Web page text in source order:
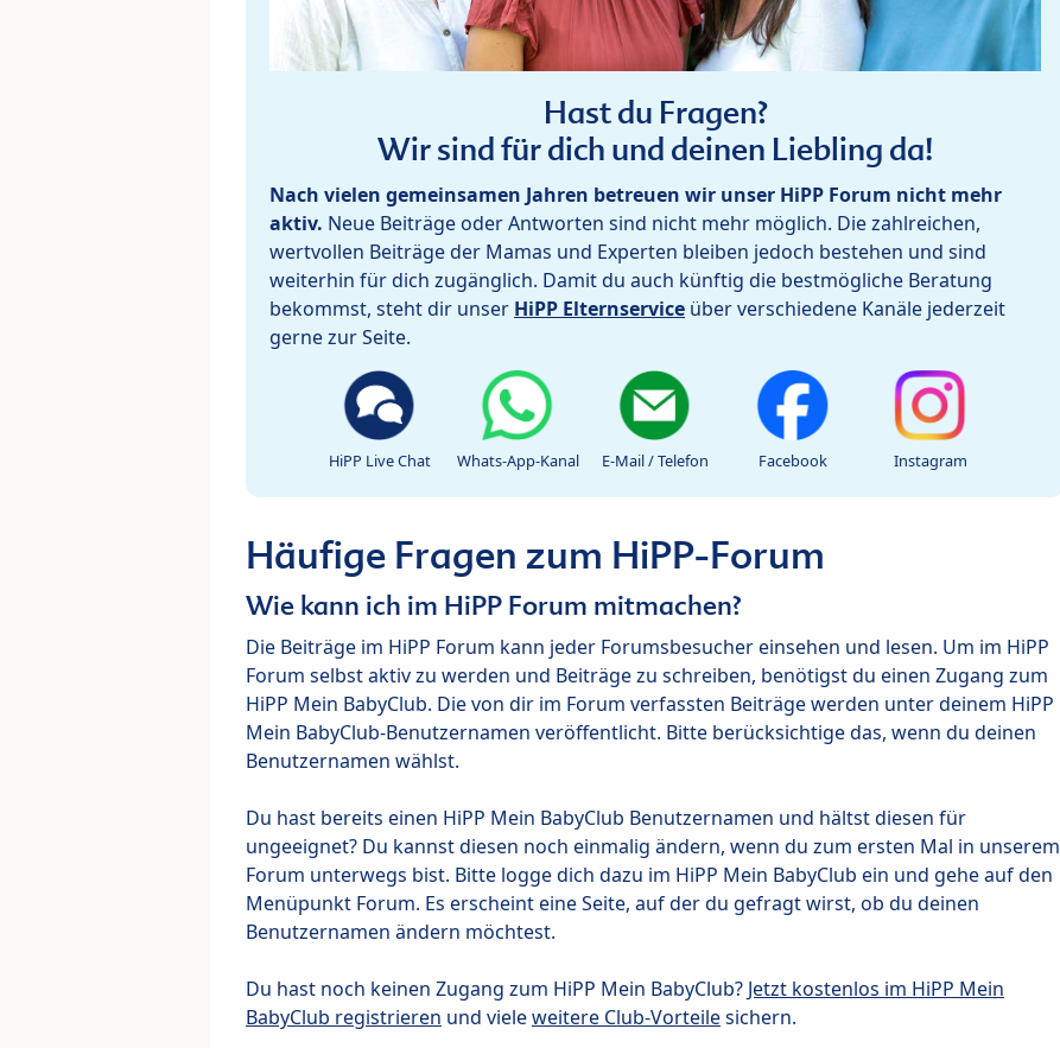
Hast du Fragen?
Wir sind für dich und deinen Liebling da!
Nach vielen gemeinsamen Jahren betreuen wir unser HiPP Forum nicht mehr
aktiv. Neue Beiträge oder Antworten sind nicht mehr möglich. Die zahlreichen,
wertvollen Beiträge der Mamas und Experten bleiben jedoch bestehen und sind
weiterhin für dich zugänglich. Damit du auch künftig die bestmögliche Beratung
bekommst, steht dir unser HiPP Elternservice über verschiedene Kanäle jederzeit
gerne zur Seite.
HiPP Live Chat Whats-App-Kanal E-Mail / Telefon Facebook Instagram
Häufige Fragen zum HiPP-Forum
Wie kann ich im HiPP Forum mitmachen?
Die Beiträge im HiPP Forum kann jeder Forumsbesucher einsehen und lesen. Um im HiPP
Forum selbst aktiv zu werden und Beiträge zu schreiben, benötigst du einen Zugang zum
HiPP Mein BabyClub. Die von dir im Forum verfassten Beiträge werden unter deinem HiPP
Mein BabyClub-Benutzernamen veröffentlicht. Bitte berücksichtige das, wenn du deinen
Benutzernamen wählst.
Du hast bereits einen HiPP Mein BabyClub Benutzernamen und hältst diesen für
ungeeignet? Du kannst diesen noch einmalig ändern, wenn du zum ersten Mal in unserem
Forum unterwegs bist. Bitte logge dich dazu im HiPP Mein BabyClub ein und gehe auf den
Menüpunkt Forum. Es erscheint eine Seite, auf der du gefragt wirst, ob du deinen
Benutzernamen ändern möchtest.
Du hast noch keinen Zugang zum HiPP Mein BabyClub? Jetzt kostenlos im HiPP Mein
BabyClub registrieren und vieleweitere Club-Vorteilesichern.